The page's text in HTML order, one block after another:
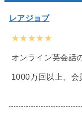
レアジョブ
★★★★★
オンライン英会話
1000万回以上、会